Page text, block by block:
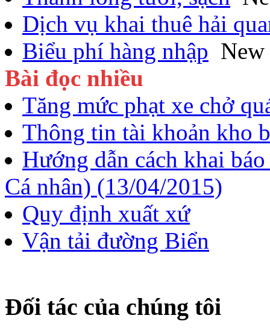
Dịch vụ khai thuê hải
Biểu phí hàng nhập New
Bài đọc nhiều
Tăng mức phạt xe chở
Thông tin tài khoản kho
Hướng dẫn cách khai
Cá nhân) (13/04/2015)
Quy định xuất xứ
Vận tải đường Biển
Đối tác của chúng tôi